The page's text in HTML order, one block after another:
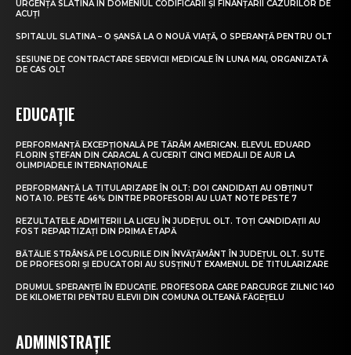
URGENȚĂ SLATINA ÎN DOMENIUL CODIFICĂRII ȘI FINANȚĂRII CAZURILOR DE
ACUȚI
SPITALUL SLATINA – O ȘANSĂ LA O NOUĂ VIAȚĂ, O SPERANȚĂ PENTRU OLT
SESIUNE DE CONTRACTARE SERVICII MEDICALE ÎN LUNA MAI, ORGANIZATĂ
DE CAS OLT
EDUCAȚIE
PERFORMANȚĂ EXCEPȚIONALĂ PE TĂRÂM AMERICAN. ELEVUL EDUARD
FLORIN ȘTEFAN DIN CARACAL A CUCERIT CINCI MEDALII DE AUR LA
OLIMPIADELE INTERNAȚIONALE
PERFORMANȚĂ LA TITULARIZARE ÎN OLT: DOI CANDIDAȚI AU OBȚINUT
NOTA 10. PESTE 46% DINTRE PROFESORI AU LUAT NOTE PESTE 7
REZULTATELE ADMITERII LA LICEU ÎN JUDEȚUL OLT. TOȚI CANDIDAȚII AU
FOST REPARTIZAȚI DIN PRIMA ETAPĂ
BĂTĂLIE STRÂNSĂ PE LOCURILE DIN ÎNVĂȚĂMÂNT ÎN JUDEȚUL OLT. SUTE
DE PROFESORI ȘI EDUCATORI AU SUSȚINUT EXAMENUL DE TITULARIZARE
DRUMUL SPERANȚEI ÎN EDUCAȚIE. PROFESORA CARE PARCURGE ZILNIC 140
DE KILOMETRI PENTRU ELEVII DIN COMUNA OLTEANĂ FĂGEȚELU
ADMINISTRAȚIE